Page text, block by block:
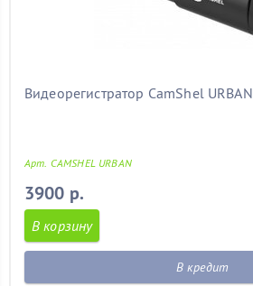
Видеорегистратор CamShel URBAN
Арт. CAMSHEL URBAN
3900 р.
В корзину
В кредит